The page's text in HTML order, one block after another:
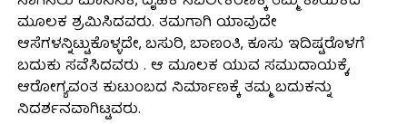
ಮೂಲಕ ಶ್ರಮಿಸಿದವರು. ತಮಗಾಗಿ ಯಾವುದೇ
ಆಸೆಗಳನ್ನಿಟ್ಟುಕೊಳ್ಳದೇ, ಬಸುರಿ, ಬಾಣಂತಿ, ಕೂಸು ಇದಿಷ್ಟರೊಳಗೆ
ಬದುಕು ಸವೆಸಿದವರು . ಆ ಮೂಲಕ ಯುವ ಸಮುದಾಯಕ್ಕೆ,
ಆರೋಗ್ಯವಂತ ಕುಟುಂಬದ ನಿರ್ಮಾಣಕ್ಕೆ ತಮ್ಮ ಬದುಕನ್ನು
ನಿದರ್ಶನವಾಗಿಟ್ಟವರು.